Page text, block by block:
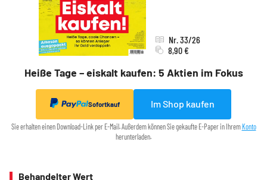
Heiße Tage – eiskalt kaufen: 5 Aktien im Fokus
Nr. 33/26
8,90 €
Sofortkauf Im Shop kaufen
Sie erhalten einen Download-Link per E-Mail. Außerdem können Sie gekaufte E-Paper in IhremKonto
herunterladen.
Behandelter Wert